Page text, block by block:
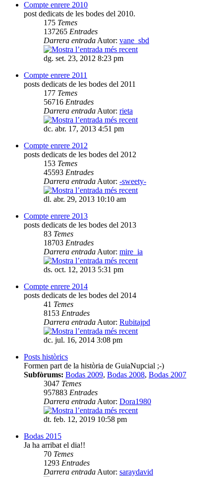
Compte enrere 2010
post dedicats de les bodes del 2010.
175 Temes
137265 Entrades
Darrera entrada Autor: vane_sbd
dg. set. 23, 2012 8:23 pm
Compte enrere 2011
posts dedicats de les bodes del 2011
177 Temes
56716 Entrades
Darrera entrada Autor: rieta
dc. abr. 17, 2013 4:51 pm
Compte enrere 2012
posts dedicats de les bodes del 2012
153 Temes
45593 Entrades
Darrera entrada Autor: -sweety-
dl. abr. 29, 2013 10:10 am
Compte enrere 2013
posts dedicats de les bodes del 2013
83 Temes
18703 Entrades
Darrera entrada Autor: mire_ia
ds. oct. 12, 2013 5:31 pm
Compte enrere 2014
posts dedicats de les bodes del 2014
41 Temes
8153 Entrades
Darrera entrada Autor: Rubitajpd
dc. jul. 16, 2014 3:08 pm
Posts històrics
Formen part de la història de GuiaNupcial ;-)
Subfòrums: Bodas 2009, Bodas 2008, Bodas 2007
3047 Temes
957883 Entrades
Darrera entrada Autor: Dora1980
dt. feb. 12, 2019 10:58 pm
Bodas 2015
Ja ha arribat el dia!!
70 Temes
1293 Entrades
Darrera entrada Autor: saraydavid